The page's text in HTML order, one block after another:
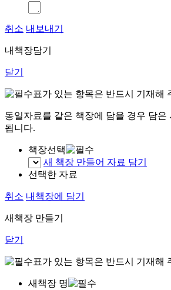
취소 내보내기
내책장담기
닫기
표가 있는 항목은 반드시 기재해
동일자료를 같은 책장에 담을 경우 담은
됩니다.
책장선택
새 책장 만들어 자료 담기
선택한 자료
취소 내책장에 담기
새책장 만들기
닫기
표가 있는 항목은 반드시 기재해
새책장 명